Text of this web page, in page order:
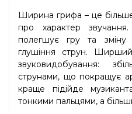
Ширина грифа – це більше
про характер
полегшує гру та зміну
глушіння струн.
звуковидобування:
струнами, що покращує
краще підійде
тонкими пальцями, а